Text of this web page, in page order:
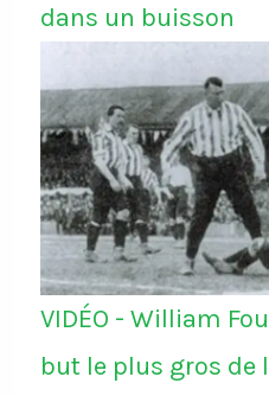
dans un buisson
VIDÉO - William
but le plus gros de